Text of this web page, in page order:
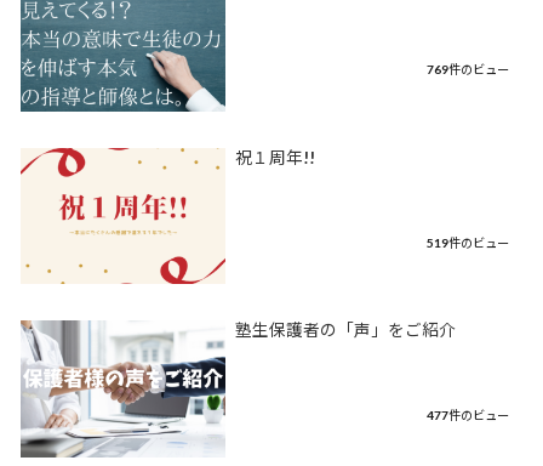
769件のビュー
祝１周年!!
519件のビュー
塾生保護者の「声」をご紹介
477件のビュー